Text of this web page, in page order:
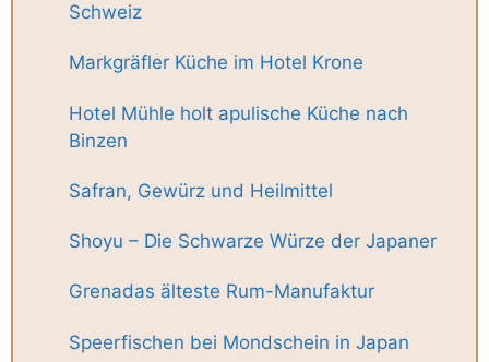
Schweiz
Markgräfler Küche im Hotel Krone
Hotel Mühle holt apulische Küche nach
Binzen
Safran, Gewürz und Heilmittel
Shoyu – Die Schwarze Würze der Japaner
Grenadas älteste Rum-Manufaktur
Speerfischen bei Mondschein in Japan